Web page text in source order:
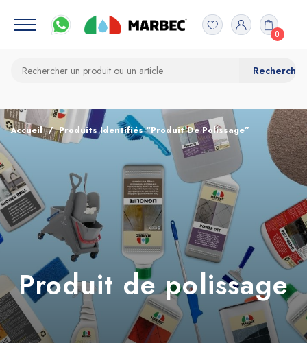
0
Accueil Produits Identifiés “Produit De Polissage”
Produit de polissage